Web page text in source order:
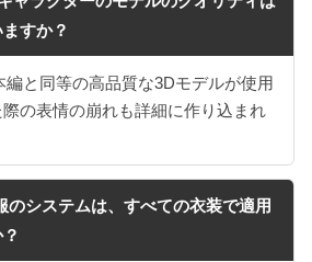
すか？
と同等の高品質な3Dモデルが使用
の表情の崩れも詳細に作り込まれ
のシステムは、すべての衣装で適用